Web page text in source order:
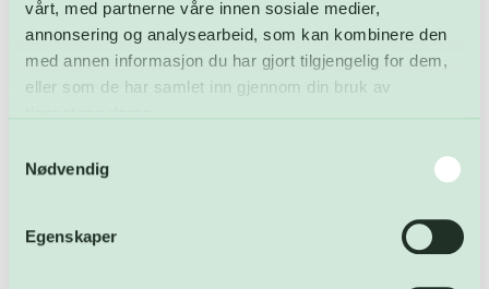
vårt, med partnerne våre innen sosiale medier,
annonsering og analysearbeid, som kan kombinere den
med annen informasjon du har gjort tilgjengelig for dem,
eller som de har samlet inn gjennom din bruk av
Nødvendig
Egenskaper
Sommerens åpningstider 2026
Ledige stillinger: Driftsoperatør ved
avfallsforbrenningsanlegget
Åpningstider i mai – og gratulerer med dagen!
Kategorier